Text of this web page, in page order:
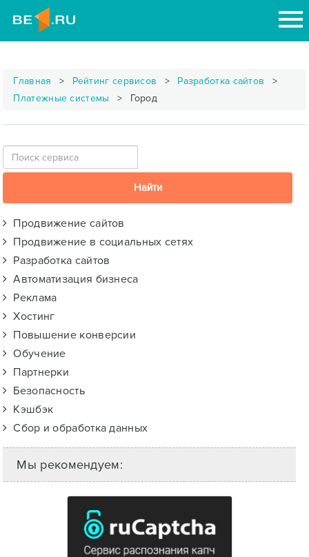
Главная Рейтинг сервисов
Разработка сайтов
Платежные системы
Город
Продвижение сайтов
Продвижение в социальных сетях
Разработка сайтов
Автоматизация бизнеса
Реклама
Хостинг
Повышение конверсии
Обучение
Партнерки
Безопасность
Кэшбэк
Сбор и обработка данных
Мы рекомендуем: